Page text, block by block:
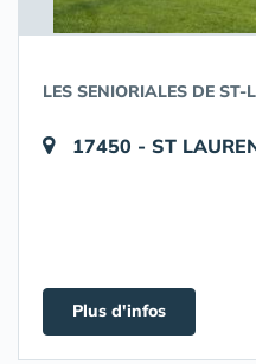
LES SENIORIALES DE
17450 - ST
Plus d'infos